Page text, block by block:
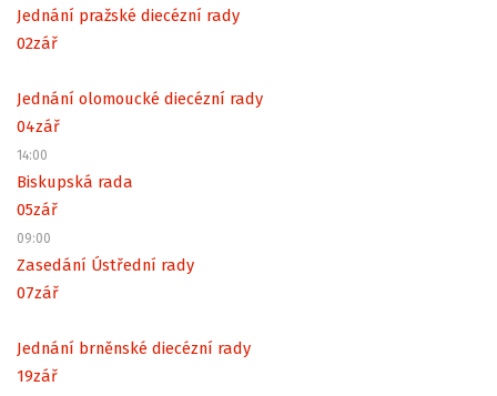
Jednání pražské diecézní rady
02zář
Jednání olomoucké diecézní rady
04zář
14:00
Biskupská rada
05zář
09:00
Zasedání Ústřední rady
07zář
Jednání brněnské diecézní rady
19zář